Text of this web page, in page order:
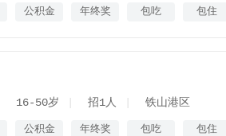
公积金 年终奖 包吃 包住
16-50岁 招1人 铁山港区
公积金 年终奖 包吃 包住